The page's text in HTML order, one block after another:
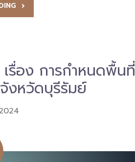
รื่อง การกำหนดพื้นที่
งหวัดบุรีรัมย์